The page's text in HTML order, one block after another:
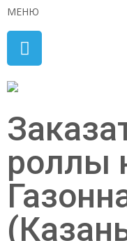
МЕНЮ
роллы